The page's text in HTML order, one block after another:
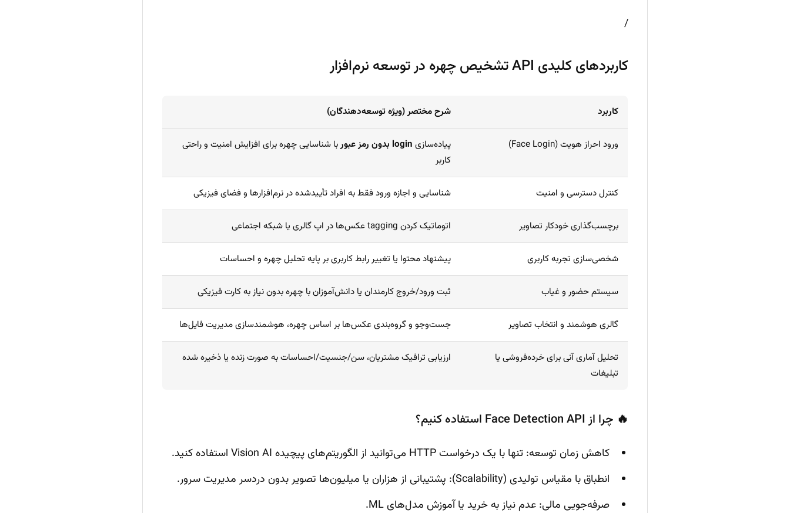
/
کاربردهای کلیدی API تشخیص چهره در توسعه نرم‌افزار
کاربرد شرح مختصر (ویژه توسعه‌دهندگان)
ورود احراز هویت (Face Login) پیاده‌سازی login بدون رمز عبور
با شناسایی چهره برای افزایش امنیت و راحتی
کاربر
کنترل دسترسی و امنیت شناسایی و اجازه ورود فقط به افراد تأییدشده در نرم‌افزارها و فضای فیزیکی
برچسب‌گذاری خودکار تصاویر اتوماتیک کردن tagging عکس‌ها در اپ گالری یا شبکه اجتماعی
شخصی‌سازی تجربه کاربری پیشنهاد محتوا یا تغییر رابط کاربری بر پایه تحلیل چهره و احساسات
سیستم حضور و غیاب ثبت ورود/خروج کارمندان یا دانش‌آموزان با چهره بدون نیاز به کارت فیزیکی
گالری هوشمند و انتخاب تصاویر جست‌وجو و گروه‌بندی عکس‌ها بر اساس چهره، هوشمندسازی مدیریت فایل‌ها
تحلیل آماری آنی برای خرده‌فروشی یا
تبلیغات
ارزیابی ترافیک مشتریان، سن/جنسیت/احساسات به صورت زنده یا ذخیره شده
🔥 چرا از Face Detection API استفاده کنیم؟
کاهش زمان توسعه: تنها با یک درخواست HTTP می‌توانید از الگوریتم‌های پیچیده Vision AI استفاده کنید.
انطباق با مقیاس تولیدی (Scalability): پشتیبانی از هزاران یا میلیون‌ها تصویر بدون دردسر مدیریت سرور.
صرفه‌جویی مالی: عدم نیاز به خرید یا آموزش مدل‌های ML.